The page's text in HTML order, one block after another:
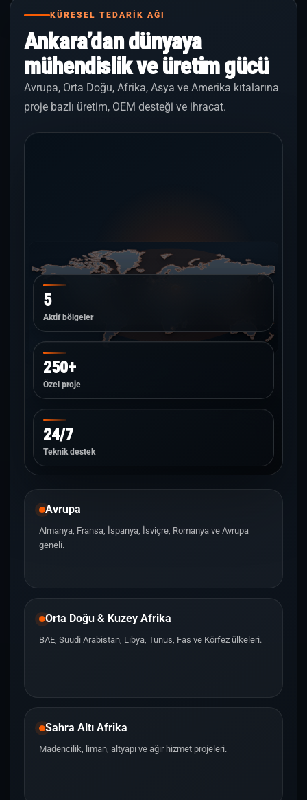
KÜRESEL TEDARİK AĞI
Ankara’dan dünyaya
mühendislik ve üretim gücü
Avrupa, Orta Doğu, Afrika, Asya ve Amerika kıtalarına
proje bazlı üretim, OEM desteği ve ihracat.
5
Aktif bölgeler
250+
Özel proje
24/7
Teknik destek
Avrupa
Almanya, Fransa, İspanya, İsviçre, Romanya ve Avrupa
geneli.
Orta Doğu & Kuzey Afrika
BAE, Suudi Arabistan, Libya, Tunus, Fas ve Körfez ülkeleri.
Sahra Altı Afrika
Madencilik, liman, altyapı ve ağır hizmet projeleri.